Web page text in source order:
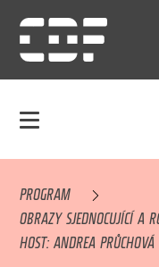
PROGRAM
OBRAZY SJEDNOCUJÍCÍ A
HOST: ANDREA PRŮCHOVÁ